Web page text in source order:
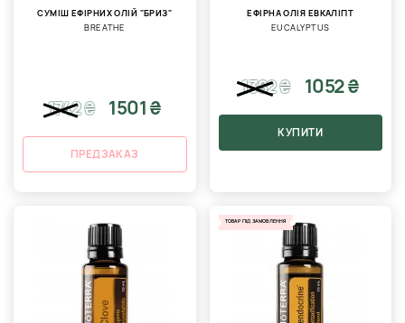
СУМІШ ЕФІРНИХ ОЛІЙ "БРИЗ"
BREATHE
1742₴ 1501 ₴
ПРЕДЗАКАЗ
ЕФІРНА ОЛІЯ ЕВКАЛІПТ
EUCALYPTUS
1382₴ 1052 ₴
КУПИТИ
ТОВАР ПІД ЗАМОВЛЕННЯ